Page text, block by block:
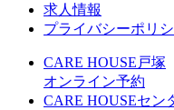
求人情報
プライバシーポリ
CARE HOUSE戸塚
オンライン予約
CARE HOUSEセン